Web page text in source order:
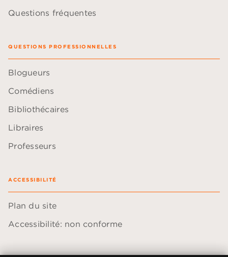
Questions fréquentes
QUESTIONS PROFESSIONNELLES
Blogueurs
Comédiens
Bibliothécaires
Libraires
Professeurs
ACCESSIBILITÉ
Plan du site
Accessibilité: non conforme